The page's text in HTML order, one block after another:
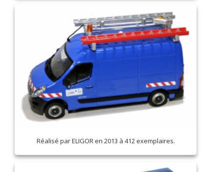
Réalisé par ELIGOR en 2013 à 412 exemplaires.